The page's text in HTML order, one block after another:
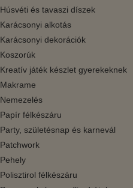
Húsvéti és tavaszi díszek
Karácsonyi alkotás
Karácsonyi dekorációk
Koszorúk
Kreatív játék készlet gyerekeknek
Makrame
Nemezelés
Papír félkészáru
Party, születésnap és karnevál
Patchwork
Pehely
Polisztirol félkészáru